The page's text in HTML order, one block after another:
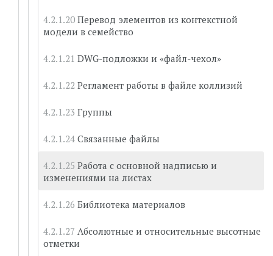
Перевод элементов из контекстной
модели в семейство
DWG-подложки и «файл-чехол»
Регламент работы в файле коллизий
Группы
Связанные файлы
Работа с основной надписью и
изменениями на листах
Библиотека материалов
Абсолютные и относительные высотные
отметки